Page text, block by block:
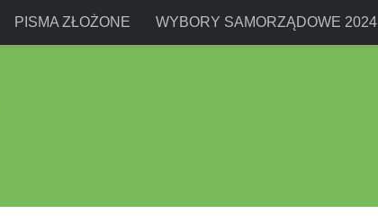
PISMA ZŁOŻONE WYBORY SAMORZĄDOWE 2024